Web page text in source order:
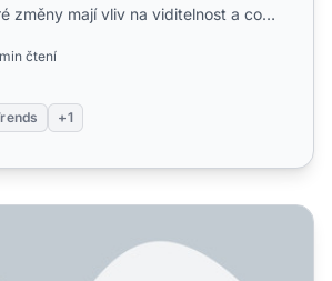
změny mají vliv na viditelnost a co
čtení
+1
vyvíjet v roce 2026?